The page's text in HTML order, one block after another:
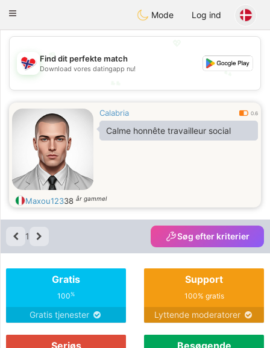
EkteNordmenn
Toggle
Mode Log ind
💖
💕
Find dit perfekte match
Download vores datingapp nu!
Calabria 0.6
Calme honnête travailleur social
Maxou12338 år gammel
1 Søg efter kriterier
Gratis
100%
Gratis tjenester
Support
100% gratis
Lyttende moderatorer
Seriøs Besøgende